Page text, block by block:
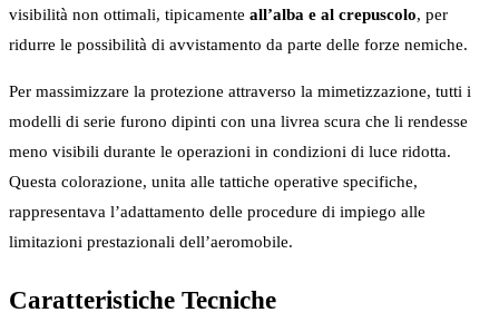
visibilità non ottimali, tipicamente all’alba e al crepuscolo, per
ridurre le possibilità di avvistamento da parte delle forze nemiche.
Per massimizzare la protezione attraverso la mimetizzazione, tutti i
modelli di serie furono dipinti con una livrea scura che li rendesse
meno visibili durante le operazioni in condizioni di luce ridotta.
Questa colorazione, unita alle tattiche operative specifiche,
rappresentava l’adattamento delle procedure di impiego alle
limitazioni prestazionali dell’aeromobile.
Caratteristiche Tecniche